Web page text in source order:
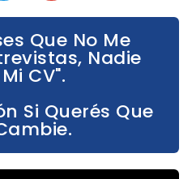
Que No Me
Nadie
CV".
Si Querés Que